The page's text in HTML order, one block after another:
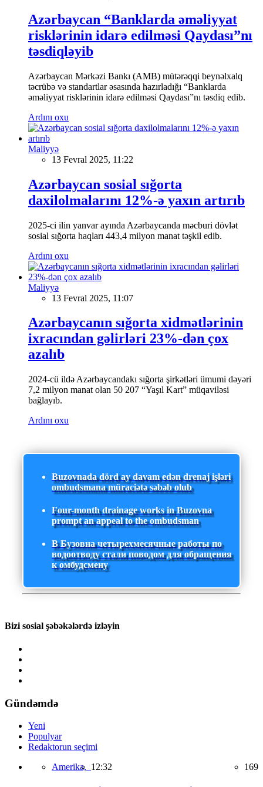
Azərbaycan “Banklarda əməliyyat
risklərinin idarə edilməsi Qaydası”nı
təsdiqləyib
Azərbaycan Mərkəzi Bankı (AMB) mütərəqqi beynəlxalq
təcrübə və standartlar əsasında hazırladığı “Banklarda
əməliyyat risklərinin idarə edilməsi Qaydası”nı təsdiq edib.
Ardını oxu
Maliyyə
13 Fevral 2025, 11:22
Azərbaycan sosial sığorta
daxilolmalarını 12%-ə yaxın artırıb
2025-ci ilin yanvar ayında Azərbaycanda məcburi dövlət
sosial sığorta haqları 443,4 milyon manat təşkil edib.
Ardını oxu
Maliyyə
13 Fevral 2025, 11:07
Azərbaycanın sığorta xidmətlərinin
ixracından gəlirləri 23%-dən çox
azalıb
2024-cü ildə Azərbaycandakı sığorta şirkətləri ümumi dəyəri
7,2 milyon manat olan 50 207 “Yaşıl Kart” müqaviləsi
bağlayıb.
Ardını oxu
Buzovnada dörd ay davam edən drenaj işləri
ombudsmana müraciətə səbəb olub
Four-month drainage works in Buzovna
prompt an appeal to the ombudsman
В Бузовна четырехмесячные работы по
водоотводу стали поводом для обращения
к омбудсмену
Bizi sosial şəbəkələrdə izləyin
Gündəmdə
Yeni
Populyar
Redaktorun seçimi
Amerika, 12:32 169